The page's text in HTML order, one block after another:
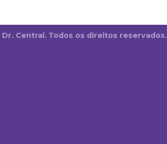
Dr. Central. Todos os direitos reservados.